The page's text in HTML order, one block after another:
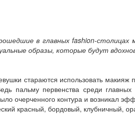
в главных fashion-
образы, которые будут
стараются использовать
пальму первенства среди
очерченного контура и возникал
красный, бордовый, клубничный,